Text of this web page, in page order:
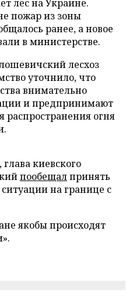
лес на Украине.
пожар из зоны
ранее, а новое
в министерстве.
лесхоз
уточнило, что
внимательно
и предпринимают
огня
киевского
пообещалпринять
на границе с
якобы происходят